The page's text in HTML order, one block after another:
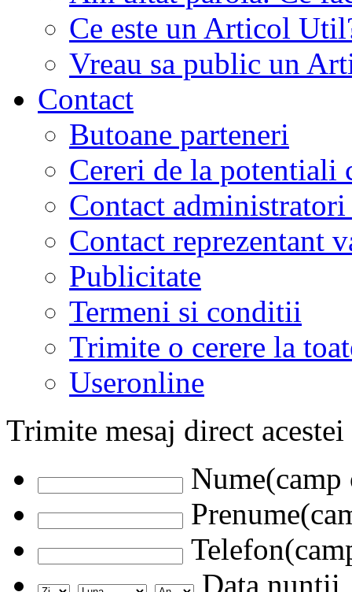
Ce este un Articol
Vreau sa public un
Contact
Butoane parteneri
Cereri de la potentiali
Contact
Contact reprezentant
Publicitate
Termeni si conditii
Trimite o cerere la
Useronline
Trimite mesaj direct
Data nuntii